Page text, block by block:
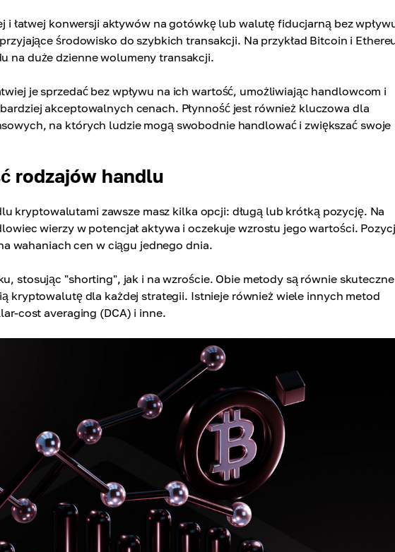
i łatwej konwersji aktywów na gotówkę lub walutę fiducjarną bez
środowisko do szybkich transakcji. Na przykład Bitcoin i
na duże dzienne wolumeny transakcji.
je sprzedać bez wpływu na ich wartość, umożliwiając handlowcom i
akceptowalnych cenach. Płynność jest również kluczowa dla
na których ludzie mogą swobodnie handlować i zwiększać swoje
rodzajów handlu
kryptowalutami zawsze masz kilka opcji: długą lub krótką pozycję. Na
wierzy w potencjał aktywa i oczekuje wzrostu jego wartości.
wahaniach cen w ciągu jednego dnia.
stosując "shorting", jak i na wzroście. Obie metody są równie
kryptowalutę dla każdej strategii. Istnieje również wiele innych metod
cost averaging (DCA) i inne.